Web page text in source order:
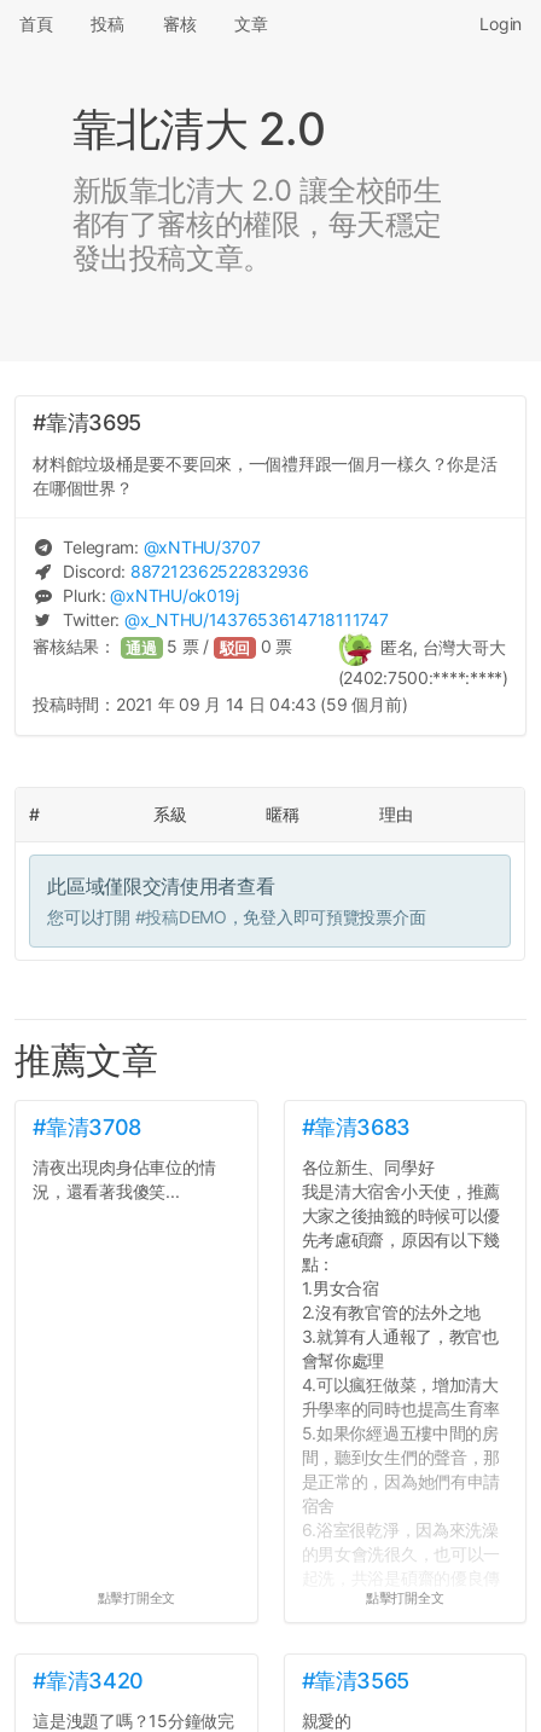
首頁 投稿 審核 文章 Login
靠北清大 2.0
新版靠北清大 2.0 讓全校師生
都有了審核的權限，每天穩定
發出投稿文章。
#靠清3695
材料館垃圾桶是要不要回來，一個禮拜跟一個月一樣久？你是活
在哪個世界？
Telegram: @xNTHU/3707
Discord: 887212362522832936
Plurk:@xNTHU/ok019j
Twitter: @x_NTHU/1437653614718111747
匿名, 台灣大哥大
(2402:7500:****:****)
審核結果： 通過 5 票 / 駁回 0 票
投稿時間： 2021 年 09 月 14 日 04:43 (59 個月前)
# 系級 暱稱 理由
此區域僅限交清使用者查看
您可以打開 #投稿DEMO ，免登入即可預覽投票介面
推薦文章
#靠清3708
清夜出現肉身佔車位的情
況，還看著我傻笑...
點擊打開全文
#靠清3683
各位新生、同學好
我是清大宿舍小天使，推薦
大家之後抽籤的時候可以優
先考慮碩齋，原因有以下幾
點：
1.男女合宿
2.沒有教官管的法外之地
3.就算有人通報了，教官也
會幫你處理
4.可以瘋狂做菜，增加清大
升學率的同時也提高生育率
5.如果你經過五樓中間的房
間，聽到女生們的聲音，那
是正常的，因為她們有申請
宿舍
6.浴室很乾淨，因為來洗澡
的男女會洗很久，也可以一
舍房間，都歡迎留言讓我知
道...
點擊打開全文
#靠清3420
這是洩題了嗎？15分鐘做完
#靠清3565
親愛的